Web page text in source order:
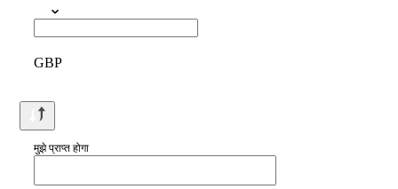
GBP
मुझे प्राप्त होगा